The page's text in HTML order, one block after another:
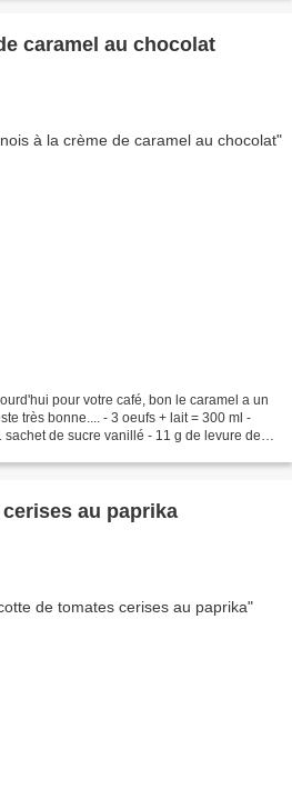
caramel au chocolat
pour votre café, bon le caramel a un
très bonne.... - 3 oeufs + lait = 300 ml -
de sucre vanillé - 11 g de levure de
au paprika